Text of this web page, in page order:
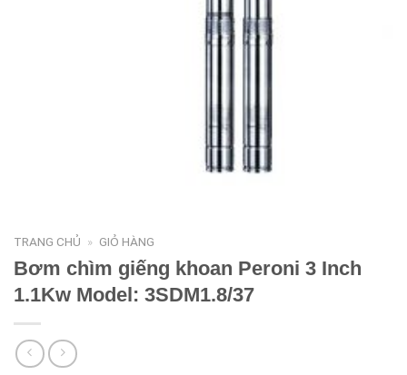
TRANG CHỦ » GIỎ HÀNG
Bơm chìm giếng khoan Peroni 3 Inch
1.1Kw Model: 3SDM1.8/37